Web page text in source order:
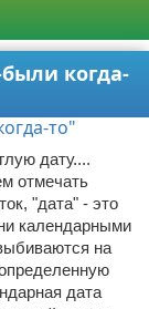
когда-
дату....
отмечать
"дата" - это
календарными
на
дата